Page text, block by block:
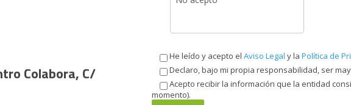
Colabora, C/
He leído y acepto el Aviso Legal y la Política de
Declaro, bajo mi propia responsabilidad, ser
Acepto recibir la información que la entidad
momento).